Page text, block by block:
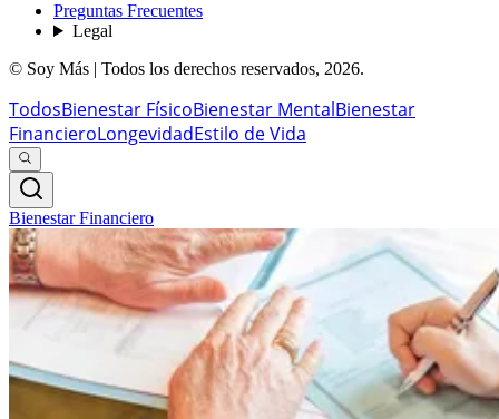
Preguntas Frecuentes
Legal
© Soy Más | Todos los derechos reservados, 2026.
TodosBienestar FísicoBienestar MentalBienestar
FinancieroLongevidadEstilo de Vida
Bienestar Financiero